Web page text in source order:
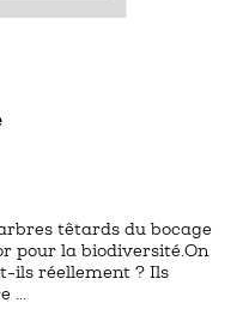
têtards du bocage
pour la biodiversité.On
ils réellement ? Ils
…